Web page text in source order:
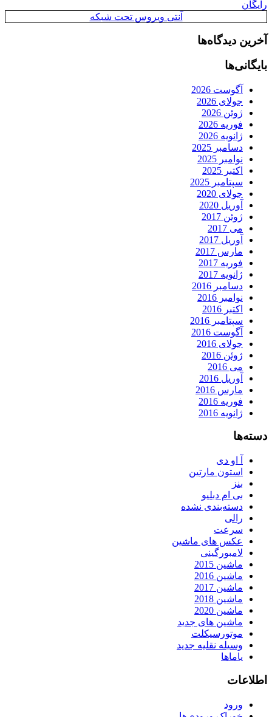
رایگان
آنتی ویروس تحت شبکه
آخرین دیدگاه‌ها
بایگانی‌ها
آگوست 2026
جولای 2026
ژوئن 2026
فوریه 2026
ژانویه 2026
دسامبر 2025
نوامبر 2025
اکتبر 2025
سپتامبر 2025
جولای 2020
آوریل 2020
ژوئن 2017
می 2017
آوریل 2017
مارس 2017
فوریه 2017
ژانویه 2017
دسامبر 2016
نوامبر 2016
اکتبر 2016
سپتامبر 2016
آگوست 2016
جولای 2016
ژوئن 2016
می 2016
آوریل 2016
مارس 2016
فوریه 2016
ژانویه 2016
دسته‌ها
آ او دی
استون مارتین
بنز
بی ام دبلیو
دسته‌بندی نشده
رالی
سرعت
عکس های ماشین
لامبورگینی
ماشین 2015
ماشین 2016
ماشین 2017
ماشین 2018
ماشین 2020
ماشین های جدید
موتورسیکلت
وسیله نقلیه جدید
یاماها
اطلاعات
ورود